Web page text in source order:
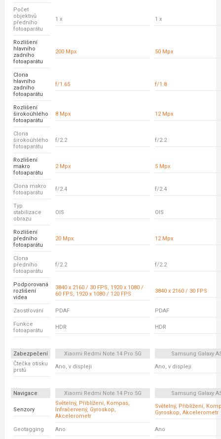
Počet
objektivů
předního
fotoaparátu
1 x 1 x
Rozlišení
hlavního
zadního
fotoaparátu
200 Mpx 50 Mpx
Clona
hlavního
zadního
fotoaparátu
f/1.65 f/1.8
Rozlišení
širokoúhlého
fotoaparátu
8 Mpx 12 Mpx
Clona
širokoúhlého
fotoaparátu
f/2.2 f/2.2
Rozlišení
makro
fotoaparátu
2 Mpx 5 Mpx
Clona makro
fotoaparátu
f/2.4 f/2.4
Typ
stabilizace
obrazu
OIS OIS
Rozlišení
předního
fotoaparátu
20 Mpx 12 Mpx
Clona
předního
fotoaparátu
f/2.2 f/2.2
Podporovaná
rozlišení
videa
3840 x 2160 / 30 FPS, 1920 x 1080 /
60 FPS, 1920 x 1080 / 120 FPS
3840 x 2160 / 30 FPS
Zaostřování PDAF PDAF
Funkce
fotoaparátu
HDR HDR
Zabezpečení Xiaomi Redmi Note 14 Pro 5G
Samsung Galaxy
Čtečka otisku
prstů
Ano, v displeji Ano, v displeji
Navigace Xiaomi Redmi Note 14 Pro 5G Samsung Galaxy
Senzory
Světelný, Přiblížení, Kompas,
Infračervený, Gyroskop,
Akcelerometr
Světelný, Přiblížení,
Gyroskop, Akcelerometr
Geotagging Ano Ano